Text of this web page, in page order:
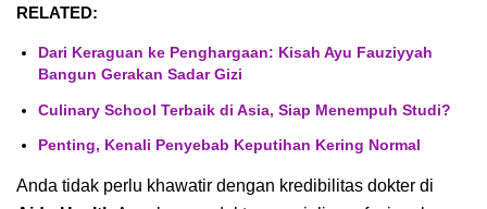
RELATED:
Dari Keraguan ke Penghargaan: Kisah Ayu Fauziyyah
Bangun Gerakan Sadar Gizi
Culinary School Terbaik di Asia, Siap Menempuh Studi?
Penting, Kenali Penyebab Keputihan Kering Normal
Anda tidak perlu khawatir dengan kredibilitas dokter di